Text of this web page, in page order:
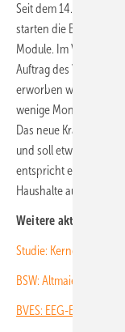
Seit dem 14.
starten die
Module. Im Vorfeld
Auftrag des
erworben wurde. Der
wenige Monate nach
Das neue Kraftwerk
und soll etwa 9,6
entspricht einer
Haushalte ausreicht.
Weitere aktuelle News:
Studie: Kernenergie
BSW: Altmaier
BVES: EEG-Entwurf